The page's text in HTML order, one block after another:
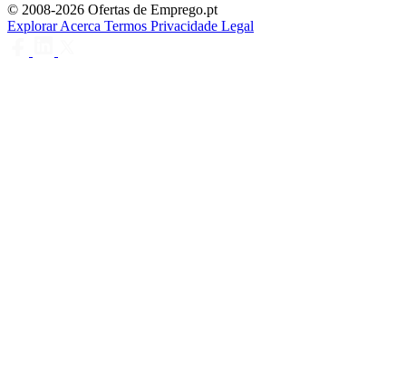
© 2008-2026 Ofertas de Emprego.pt
ExplorarAcerca Termos Privacidade Legal